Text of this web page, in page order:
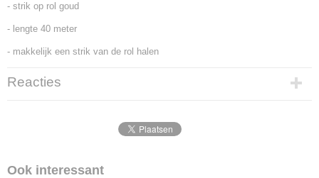
- strik op rol goud
- lengte 40 meter
- makkelijk een strik van de rol halen
Reacties
Ook interessant